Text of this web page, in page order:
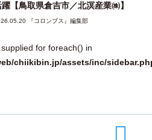
躍【鳥取県倉吉市／北溟産業㈱】
『コロンブス』編集部
for foreach() in
chiikibin.jp/assets/inc/